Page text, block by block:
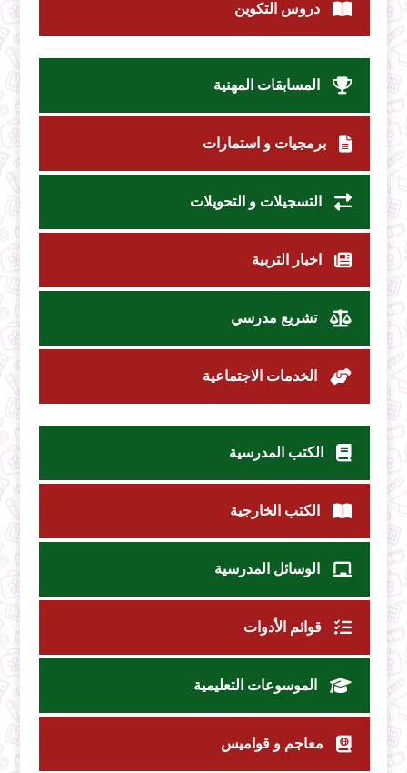
دروس التكوين
المسابقات المهنية
برمجيات و استمارات
التسجيلات و التحويلات
اخبار التربية
تشريع مدرسي
الخدمات الاجتماعية
الكتب المدرسية
الكتب الخارجية
الوسائل المدرسية
قوائم الأدوات
الموسوعات التعليمية
معاجم و قواميس